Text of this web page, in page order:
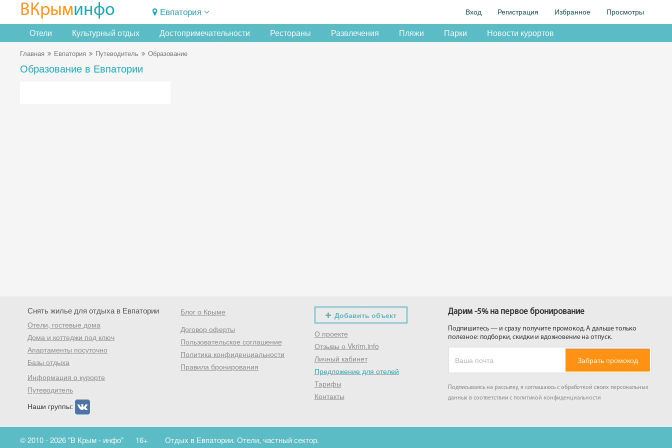
ВКрыминфо Евпатория Вход Регистрация Избранное Просмотры
Отели Культурный отдых Достопримечательности Рестораны Развлечения Пляжи Парки Новости курортов
Главная Евпатория Путеводитель Образование
Образование в Евпатории
Снять жилье для отдыха в Евпатории
Отели, гостевые дома
Дома и коттеджи под ключ
Апартаменты посуточно
Базы отдыха
Информация о курорте
Путеводитель
Наши группы:
Блог о Крыме
Договор оферты
Пользовательское соглашение
Политика конфиденциальности
Правила бронирования
Добавить объект
О проекте
Отзывы о Vkrim.info
Личный кабинет
Предложение для отелей
Тарифы
Контакты
Дарим -5% на первое бронирование
Подпишитесь — и сразу получите промокод. А дальше только
полезное: подборки, скидки и вдохновение на отпуск.
Забрать промокод
Подписываясь на рассылку, я соглашаюсь с обработкой своих персональных
данных в соответствии с политикой конфиденциальности
© 2010 - 2026 "В Крым - инфо" 16+ Отдых в Евпатории. Отели, частный сектор.